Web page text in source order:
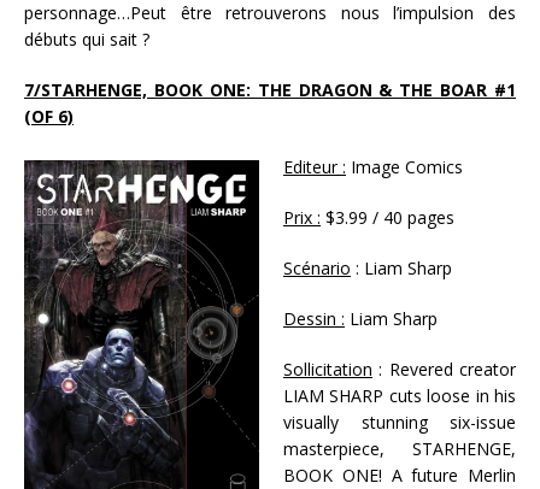
personnage…Peut être retrouverons nous l’impulsion des
débuts qui sait ?
7/STARHENGE, BOOK ONE: THE DRAGON & THE BOAR #1
(OF 6)
Editeur : Image Comics
Prix : $3.99 / 40 pages
Scénario : Liam Sharp
Dessin : Liam Sharp
Sollicitation : Revered creator
LIAM SHARP cuts loose in his
visually stunning six-issue
masterpiece, STARHENGE,
BOOK ONE! A future Merlin